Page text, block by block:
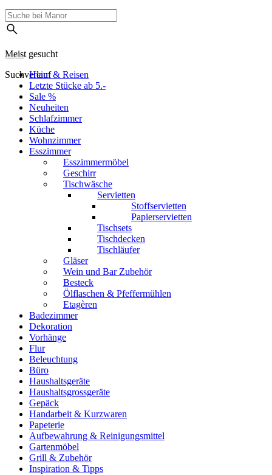
Meist gesucht
SuchverlaufHeim & Reisen
Letzte Stücke ab 5.-
Sale %
Neuheiten
Schlafzimmer
Küche
Wohnzimmer
Esszimmer
Esszimmermöbel
Geschirr
Tischwäsche
Servietten
Stoffservietten
Papierservietten
Tischsets
Tischdecken
Tischläufer
Gläser
Wein und Bar Zubehör
Besteck
Ölflaschen & Pfeffermühlen
Etagèren
Badezimmer
Dekoration
Vorhänge
Flur
Beleuchtung
Büro
Haushaltsgeräte
Haushaltsgrossgeräte
Gepäck
Handarbeit & Kurzwaren
Papeterie
Aufbewahrung & Reinigungsmittel
Gartenmöbel
Grill & Zubehör
Inspiration & Tipps